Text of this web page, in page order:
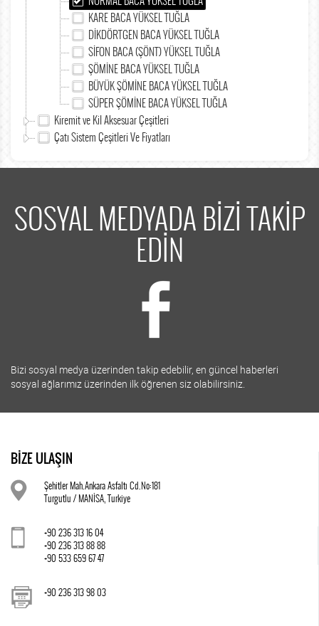
KARE BACA YÜKSEL TUĞLA
DİKDÖRTGEN BACA YÜKSEL TUĞLA
SİFON BACA (ŞÖNT) YÜKSEL TUĞLA
ŞÖMİNE BACA YÜKSEL TUĞLA
BÜYÜK ŞÖMİNE BACA YÜKSEL TUĞLA
SÜPER ŞÖMİNE BACA YÜKSEL TUĞLA
Kiremit ve Kil Aksesuar Çeşitleri
Çatı Sistem Çeşitleri Ve Fiyatları
SOSYAL MEDYADA BİZİ TAKİP
EDİN
Bizi sosyal medya üzerinden takip edebilir, en güncel haberleri
sosyal ağlarımız üzerinden ilk öğrenen siz olabilirsiniz.
BİZE ULAŞIN
Şehitler Mah.Ankara Asfaltı Cd.No:181
Turgutlu / MANİSA, Turkiye
+90 236 313 16 04
+90 236 313 88 88
+90 533 659 67 47
+90 236 313 98 03